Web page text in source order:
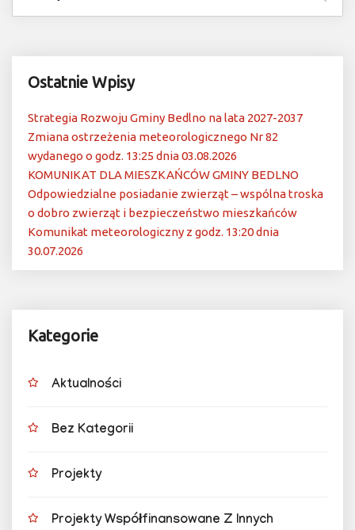
Ostatnie Wpisy
Strategia Rozwoju Gminy Bedlno na lata 2027-2037
Zmiana ostrzeżenia meteorologicznego Nr 82
wydanego o godz. 13:25 dnia 03.08.2026
KOMUNIKAT DLA MIESZKAŃCÓW GMINY BEDLNO
Odpowiedzialne posiadanie zwierząt – wspólna troska
o dobro zwierząt i bezpieczeństwo mieszkańców
Komunikat meteorologiczny z godz. 13:20 dnia
30.07.2026
Kategorie
Aktualności
Bez Kategorii
Projekty
Projekty Współfinansowane Z Innych